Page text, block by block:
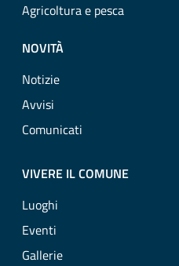
Agricoltura e pesca
NOVITÀ
Notizie
Avvisi
Comunicati
VIVERE IL COMUNE
Luoghi
Eventi
Gallerie